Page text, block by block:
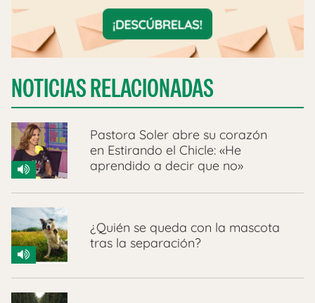
NOTICIAS RELACIONADAS
Pastora Soler abre su corazón
en Estirando el Chicle: «He
aprendido a decir que no»
¿Quién se queda con la mascota
tras la separación?